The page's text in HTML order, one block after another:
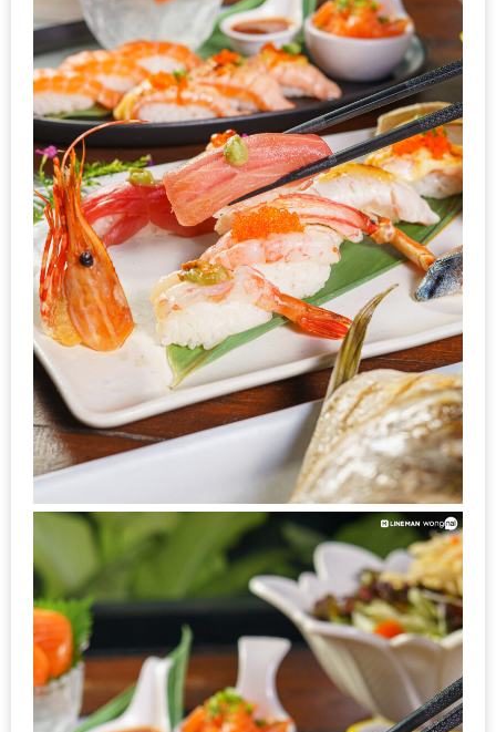
อ้วน
ชวน
หิว
อะไร
เอ่ย
อร่อย
ที่สุด?
งาน
แฟร์
บ้าน
ที่
คน
มา
เรื่อง
บ้าน
คุ้ม